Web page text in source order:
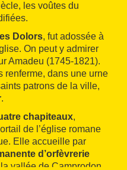
les voûtes du
Dolors, fut adossée à
On peut y admirer
Amadeu (1745-1821).
renferme, dans une urne
patrons de la ville,
.
chapiteaux,
de l’église romane
Elle accueille par
d’orfèvrerie
vallée de Camprodon.